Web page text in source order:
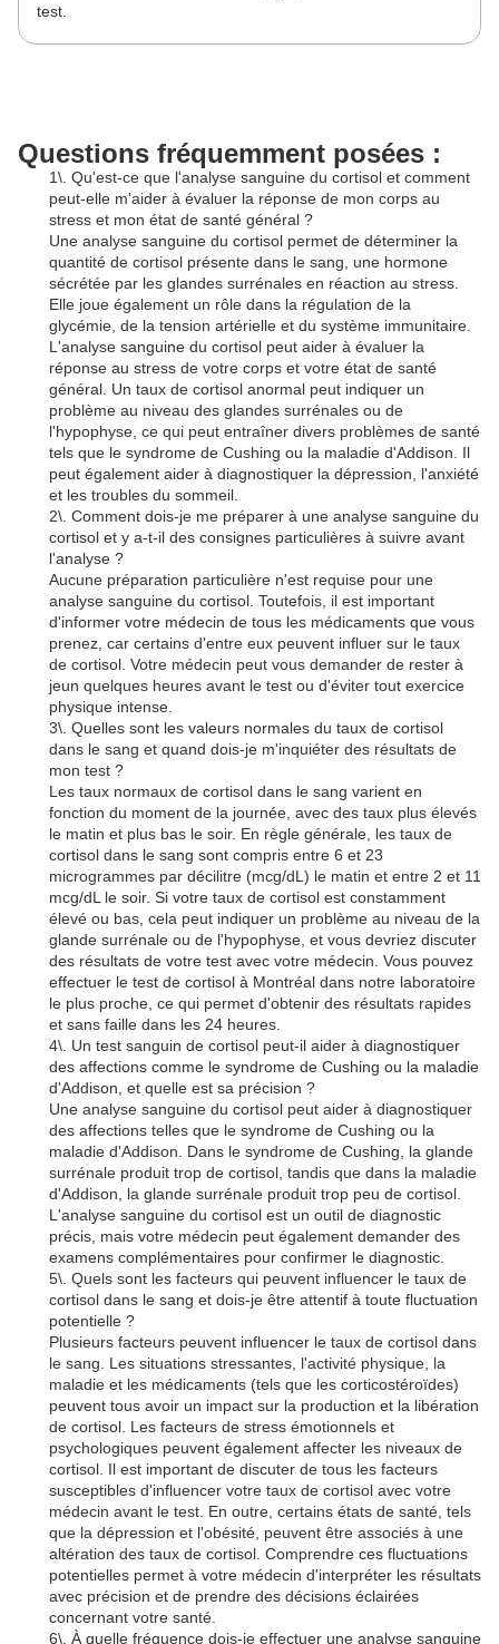
test.
Questions fréquemment posées :
1\. Qu'est-ce que l'analyse sanguine du cortisol et comment
peut-elle m'aider à évaluer la réponse de mon corps au
stress et mon état de santé général ?
Une analyse sanguine du cortisol permet de déterminer la
quantité de cortisol présente dans le sang, une hormone
sécrétée par les glandes surrénales en réaction au stress.
Elle joue également un rôle dans la régulation de la
glycémie, de la tension artérielle et du système immunitaire.
L'analyse sanguine du cortisol peut aider à évaluer la
réponse au stress de votre corps et votre état de santé
général. Un taux de cortisol anormal peut indiquer un
problème au niveau des glandes surrénales ou de
l'hypophyse, ce qui peut entraîner divers problèmes de santé
tels que le syndrome de Cushing ou la maladie d'Addison. Il
peut également aider à diagnostiquer la dépression, l'anxiété
et les troubles du sommeil.
2\. Comment dois-je me préparer à une analyse sanguine du
cortisol et y a-t-il des consignes particulières à suivre avant
l'analyse ?
Aucune préparation particulière n'est requise pour une
analyse sanguine du cortisol. Toutefois, il est important
d'informer votre médecin de tous les médicaments que vous
prenez, car certains d'entre eux peuvent influer sur le taux
de cortisol. Votre médecin peut vous demander de rester à
jeun quelques heures avant le test ou d'éviter tout exercice
physique intense.
3\. Quelles sont les valeurs normales du taux de cortisol
dans le sang et quand dois-je m'inquiéter des résultats de
mon test ?
Les taux normaux de cortisol dans le sang varient en
fonction du moment de la journée, avec des taux plus élevés
le matin et plus bas le soir. En règle générale, les taux de
cortisol dans le sang sont compris entre 6 et 23
microgrammes par décilitre (mcg/dL) le matin et entre 2 et 11
mcg/dL le soir. Si votre taux de cortisol est constamment
élevé ou bas, cela peut indiquer un problème au niveau de la
glande surrénale ou de l'hypophyse, et vous devriez discuter
des résultats de votre test avec votre médecin. Vous pouvez
effectuer le test de cortisol à Montréal dans notre laboratoire
le plus proche, ce qui permet d'obtenir des résultats rapides
et sans faille dans les 24 heures.
4\. Un test sanguin de cortisol peut-il aider à diagnostiquer
des affections comme le syndrome de Cushing ou la maladie
d'Addison, et quelle est sa précision ?
Une analyse sanguine du cortisol peut aider à diagnostiquer
des affections telles que le syndrome de Cushing ou la
maladie d'Addison. Dans le syndrome de Cushing, la glande
surrénale produit trop de cortisol, tandis que dans la maladie
d'Addison, la glande surrénale produit trop peu de cortisol.
L'analyse sanguine du cortisol est un outil de diagnostic
précis, mais votre médecin peut également demander des
examens complémentaires pour confirmer le diagnostic.
5\. Quels sont les facteurs qui peuvent influencer le taux de
cortisol dans le sang et dois-je être attentif à toute fluctuation
potentielle ?
Plusieurs facteurs peuvent influencer le taux de cortisol dans
le sang. Les situations stressantes, l'activité physique, la
maladie et les médicaments (tels que les corticostéroïdes)
peuvent tous avoir un impact sur la production et la libération
de cortisol. Les facteurs de stress émotionnels et
psychologiques peuvent également affecter les niveaux de
cortisol. Il est important de discuter de tous les facteurs
susceptibles d'influencer votre taux de cortisol avec votre
médecin avant le test. En outre, certains états de santé, tels
que la dépression et l'obésité, peuvent être associés à une
altération des taux de cortisol. Comprendre ces fluctuations
potentielles permet à votre médecin d'interpréter les résultats
avec précision et de prendre des décisions éclairées
concernant votre santé.
6\. À quelle fréquence dois-je effectuer une analyse sanguine